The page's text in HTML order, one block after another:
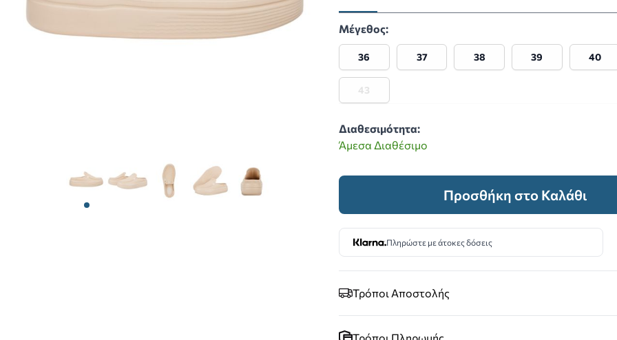
View larger imageView larger image
View larger image
View larger imageView larger image
Μέγεθος:
36 37 38 39 40
43
Διαθεσιμότητα:
Άμεσα Διαθέσιμο
Προσθήκη στο Καλάθι
Πληρώστε με άτοκες δόσεις
Τρόποι Αποστολής